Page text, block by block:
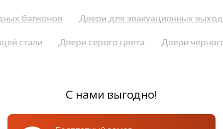
балконов Двери для эвакуационных
стали Двери серого цвета Двери
С нами выгодно!